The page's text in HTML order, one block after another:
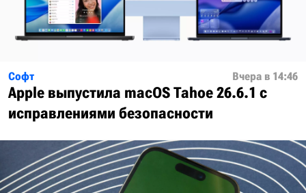
Софт Вчера в 14:46
Apple выпустила macOS Tahoe 26.6.1 с
исправлениями безопасности